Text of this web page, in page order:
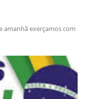
amanhã exerçamos com